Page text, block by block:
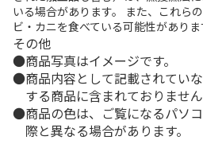
いる場合があります。 また、これら
ビ・カニを食べている可能性がありま
その他
商品写真はイメージです。
商品内容として記載されてい
する商品に含まれておりません
商品の色は、ご覧になるパソ
際と異なる場合があります。